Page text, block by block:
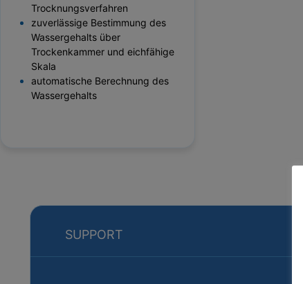
Trocknungsverfahren
zuverlässige Bestimmung des
Wassergehalts über
Trockenkammer und eichfähige
Skala
automatische Berechnung des
Wassergehalts
SUPPORT